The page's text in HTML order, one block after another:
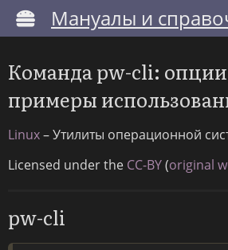
Мануалы и
Команда pw-cli:
примеры
Linux– Утилиты операционной
Licensed under the CC-BY(original
pw-cli